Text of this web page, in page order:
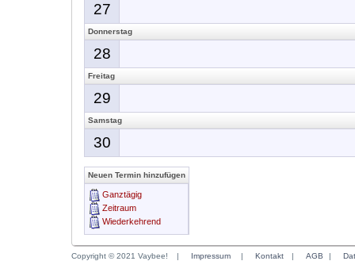
27
Donnerstag
28
Freitag
29
Samstag
30
Neuen Termin hinzufügen
Ganztägig
Zeitraum
Wiederkehrend
Copyright © 2021 Vaybee! | Impressum | Kontakt | AGB |